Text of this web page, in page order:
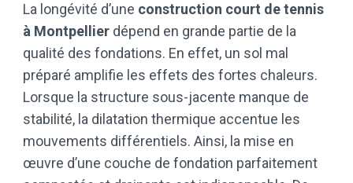
La longévité d’une construction court de tennis
à Montpellier dépend en grande partie de la
qualité des fondations. En effet, un sol mal
préparé amplifie les effets des fortes chaleurs.
Lorsque la structure sous-jacente manque de
stabilité, la dilatation thermique accentue les
mouvements différentiels. Ainsi, la mise en
œuvre d’une couche de fondation parfaitement